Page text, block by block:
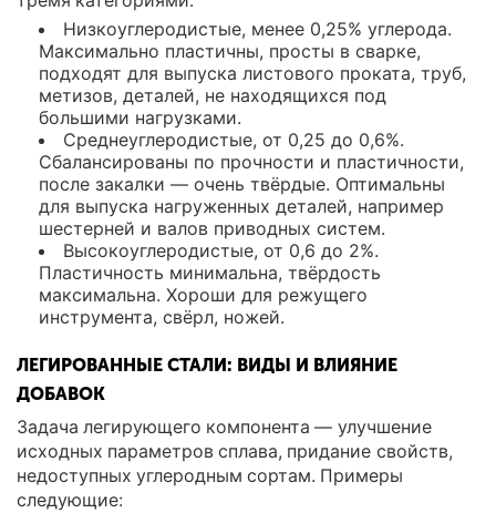
Низкоуглеродистые, менее 0,25% углерода.
Максимально пластичны, просты в сварке,
подходят для выпуска листового проката, труб,
метизов, деталей, не находящихся под
большими нагрузками.
Среднеуглеродистые, от 0,25 до 0,6%.
Сбалансированы по прочности и пластичности,
после закалки — очень твёрдые. Оптимальны
для выпуска нагруженных деталей, например
шестерней и валов приводных систем.
Высокоуглеродистые, от 0,6 до 2%.
Пластичность минимальна, твёрдость
максимальна. Хороши для режущего
инструмента, свёрл, ножей.
ЛЕГИРОВАННЫЕ СТАЛИ: ВИДЫ И ВЛИЯНИЕ
ДОБАВОК
Задача легирующего компонента — улучшение
исходных параметров сплава, придание свойств,
недоступных углеродным сортам. Примеры
следующие: